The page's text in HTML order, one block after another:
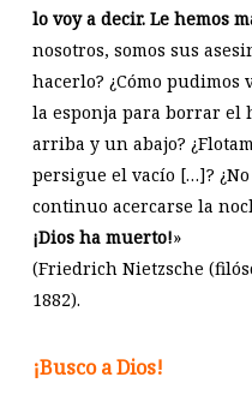
lo voy a decir. Le hemos
nosotros, somos sus
hacerlo? ¿Cómo pudimos
la esponja para borrar el
arriba y un abajo?
persigue el vacío […]?
continuo acercarse la
¡Dios ha muerto!»
(Friedrich Nietzsche
1882).
¡Busco a Dios!